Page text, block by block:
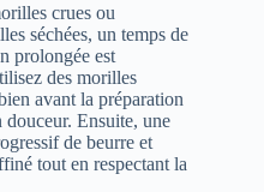
crues ou
séchées, un temps de
prolongée est
des morilles
avant la préparation
Ensuite, une
de beurre et
tout en respectant la